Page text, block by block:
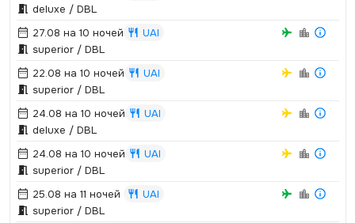
deluxe / DBL
27.08 на 10 ночей
UAI
superior / DBL
22.08 на 10 ночей
UAI
superior / DBL
24.08 на 10 ночей
UAI
deluxe / DBL
24.08 на 10 ночей
UAI
superior / DBL
25.08 на 11 ночей
UAI
superior / DBL